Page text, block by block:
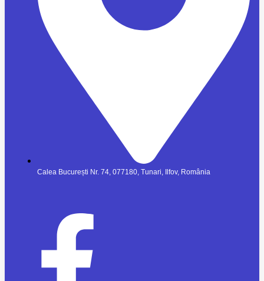
Calea București Nr. 74, 077180, Tunari, Ilfov, România